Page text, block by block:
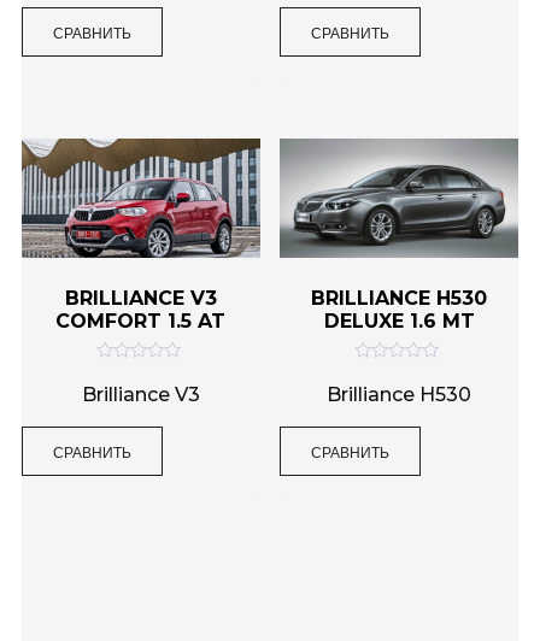
а
СРАВНИТЬ
а
СРАВНИТЬ
BRILLIANCE V3
COMFORT 1.5 AT
ц
е
а
Brilliance V3
СРАВНИТЬ
BRILLIANCE H530
DELUXE 1.6 MT
ц
е
а
Brilliance H530
СРАВНИТЬ